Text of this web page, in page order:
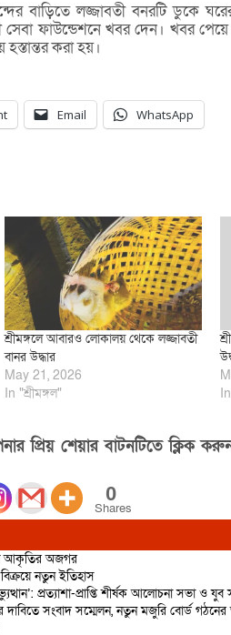
বাড়িতে লজ্জাবতী বনরটি ডুকে
সেবা ফাউন্ডেশনে খবর দেন। খবর
হস্তান্তর করা হয়।
Email WhatsApp
শ্রীমঙ্গলে আবারও লোকালয় থেকে লজ্জাবতী
বানর উদ্ধার
May 21, 2026
In "শ্রীমঙ্গল"
প্রিয় শেয়ার বাটনটিতে ক্লিক
0
Shares
আকৃতির অজগর
নতুন ইতিহাস
প্রত্যাশা-প্রাপ্তি শীর্ষক আলোচনা সভা ও যুব
দাবিতে সংবাদ সম্মেলন, নতুন মজুরি বোর্ড